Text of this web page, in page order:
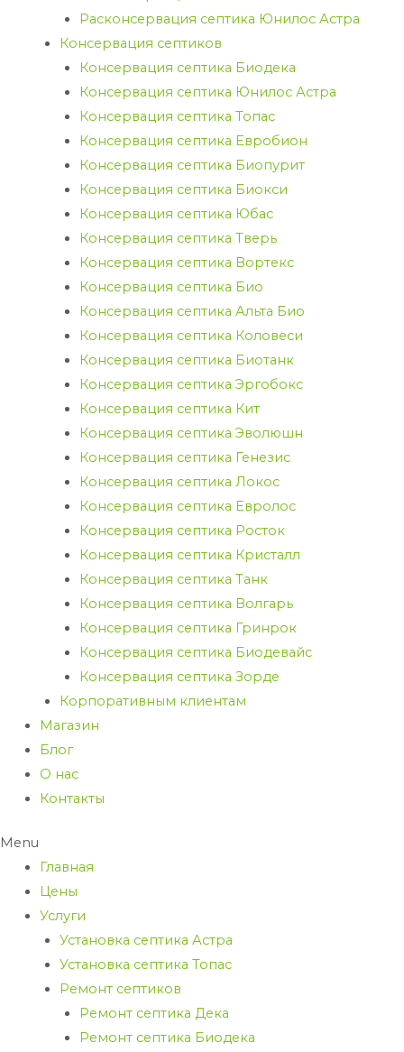
Расконсервация септика Юнилос Астра
Консервация септиков
Консервация септика Биодека
Консервация септика Юнилос Астра
Консервация септика Топас
Консервация септика Евробион
Консервация септика Биопурит
Консервация септика Биокси
Консервация септика Юбас
Консервация септика Тверь
Консервация септика Вортекс
Консервация септика Био
Консервация септика Альта Био
Консервация септика Коловеси
Консервация септика Биотанк
Консервация септика Эргобокс
Консервация септика Кит
Консервация септика Эволюшн
Консервация септика Генезис
Консервация септика Локос
Консервация септика Евролос
Консервация септика Росток
Консервация септика Кристалл
Консервация септика Танк
Консервация септика Волгарь
Консервация септика Гринрок
Консервация септика Биодевайс
Консервация септика Зорде
Корпоративным клиентам
Магазин
Блог
О нас
Контакты
Menu
Главная
Цены
Услуги
Установка септика Астра
Установка септика Топас
Ремонт септиков
Ремонт септика Дека
Ремонт септика Биодека